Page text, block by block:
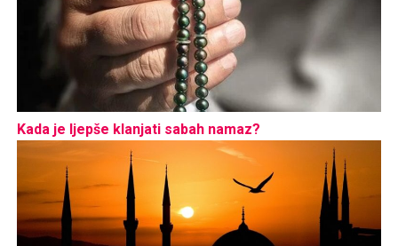
Kada je ljepše klanjati sabah namaz?